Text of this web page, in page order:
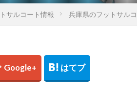
サルコート情報 兵庫県のフットサル